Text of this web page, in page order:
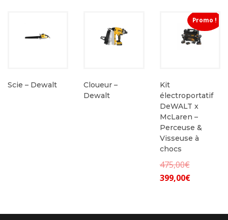
Scie – Dewalt
Cloueur –
Dewalt
Promo !
Kit
électroportatif
DeWALT x
McLaren –
Perceuse &
Visseuse à
chocs
475,00€
475,00€.
399,00€Le
est :